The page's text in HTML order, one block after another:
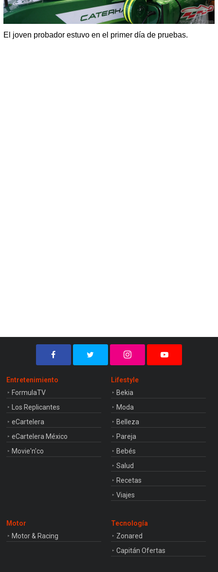
El joven probador estuvo en el primer día de pruebas.
Entretenimiento
FormulaTV
Los Replicantes
eCartelera
eCartelera México
Movie'n'co
Lifestyle
Bekia
Moda
Belleza
Pareja
Bebés
Salud
Recetas
Viajes
Motor
Motor & Racing
Tecnología
Zonared
Capitán Ofertas